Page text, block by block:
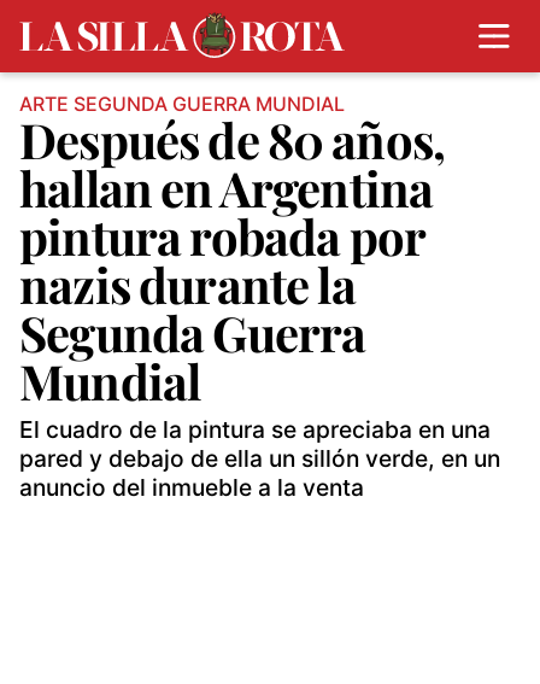
ARTE SEGUNDA GUERRA MUNDIAL
Después de 80 años,
hallan en Argentina
pintura robada por
nazis durante la
Segunda Guerra
Mundial
El cuadro de la pintura se apreciaba en una
pared y debajo de ella un sillón verde, en un
anuncio del inmueble a la venta